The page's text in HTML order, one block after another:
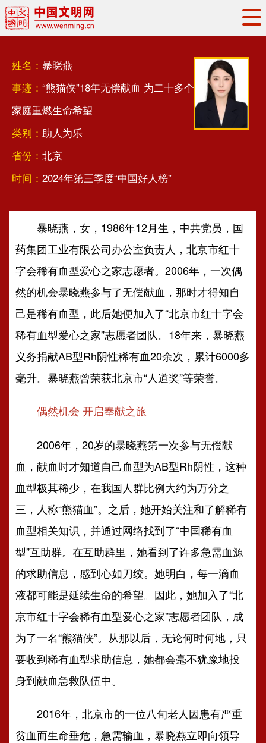
权威发布
地方交流
文明培育
文明实践
文明创建
姓名： 暴晓燕
事迹： “熊猫侠”18年无偿献血 为二十多个
家庭重燃生命希望
类别： 助人为乐
省份： 北京
时间： 2024年第三季度“中国好人榜”
暴晓燕 ，女，1986年12月生，中共党员，国
药集团工业有限公司办公室负责人，北京市红十
字会稀有血型爱心之家志愿者。2006年，一次偶
然的机会暴晓燕参与了无偿献血，那时才得知自
己是稀有血型，此后她便加入了“北京市红十字会
稀有血型爱心之家”志愿者团队。 18年来，暴晓燕
义务捐献AB型Rh阴性稀有血20余次，累计6000多
毫升。暴晓燕曾荣获北京市“人道奖”等荣誉。
偶然机会 开启奉献之旅
2006年，20岁的暴晓燕第一次参与无偿献
血，献血时才知道自己血型为AB型Rh阴性，这种
血型极其稀少，在我国人群比例大约为万分之
三，人称“熊猫血”。之后，她开始关注和了解稀有
血型相关知识，并通过网络找到了“中国稀有血
型”互助群。在互助群里，她看到了许多急需血源
的求助信息，感到心如刀绞。她明白，每一滴血
液都可能是延续生命的希望。因此，她加入了“北
京市红十字会稀有血型爱心之家”志愿者团队，成
为了一名“熊猫侠”。从那以后，无论何时何地，只
要收到稀有血型求助信息，她都会毫不犹豫地投
身到献血急救队伍中。
2016年，北京市的一位八旬老人因患有严重
贫血而生命垂危，急需输血，暴晓燕立即向领导